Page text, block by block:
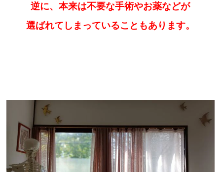
逆に、本来は不要な手術やお薬などが
選ばれてしまっていることもあります。